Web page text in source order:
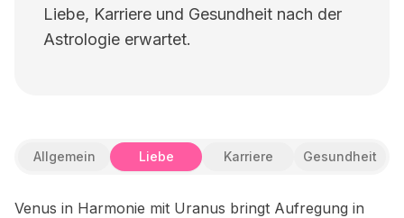
Liebe, Karriere und Gesundheit nach der
Astrologie erwartet.
Allgemein Liebe Karriere Gesundheit
Venus in Harmonie mit Uranus bringt Aufregung in